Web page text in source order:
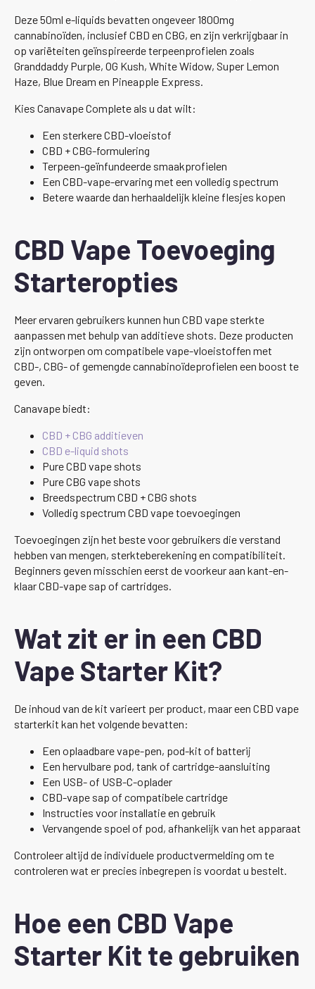
Deze 50ml e-liquids bevatten ongeveer 1800mg
cannabinoïden, inclusief CBD en CBG, en zijn verkrijgbaar in
op variëteiten geïnspireerde terpeenprofielen zoals
Granddaddy Purple, OG Kush, White Widow, Super Lemon
Haze, Blue Dream en Pineapple Express.
Kies Canavape Complete als u dat wilt:
Een sterkere CBD-vloeistof
CBD + CBG-formulering
Terpeen-geïnfundeerde smaakprofielen
Een CBD-vape-ervaring met een volledig spectrum
Betere waarde dan herhaaldelijk kleine flesjes kopen
CBD Vape Toevoeging
Starteropties
Meer ervaren gebruikers kunnen hun CBD vape sterkte
aanpassen met behulp van additieve shots. Deze producten
zijn ontworpen om compatibele vape-vloeistoffen met
CBD-, CBG- of gemengde cannabinoïdeprofielen een boost te
geven.
Canavape biedt:
CBD + CBG additieven
CBD e-liquid shots
Pure CBD vape shots
Pure CBG vape shots
Breedspectrum CBD + CBG shots
Volledig spectrum CBD vape toevoegingen
Toevoegingen zijn het beste voor gebruikers die verstand
hebben van mengen, sterkteberekening en compatibiliteit.
Beginners geven misschien eerst de voorkeur aan kant-en-
klaar CBD-vape sap of cartridges.
Wat zit er in een CBD
Vape Starter Kit?
De inhoud van de kit varieert per product, maar een CBD vape
starterkit kan het volgende bevatten:
Een oplaadbare vape-pen, pod-kit of batterij
Een hervulbare pod, tank of cartridge-aansluiting
Een USB- of USB-C-oplader
CBD-vape sap of compatibele cartridge
Instructies voor installatie en gebruik
Vervangende spoel of pod, afhankelijk van het apparaat
Controleer altijd de individuele productvermelding om te
controleren wat er precies inbegrepen is voordat u bestelt.
Hoe een CBD Vape
Starter Kit te gebruiken